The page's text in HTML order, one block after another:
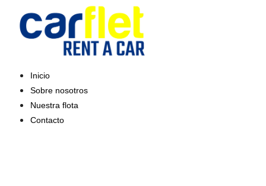
contenido
Inicio
Sobre nosotros
Nuestra flota
Contacto